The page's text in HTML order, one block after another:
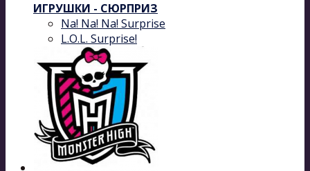
ИГРУШКИ - СЮРПРИЗ
Na! Na! Na! Surprise
L.O.L. Surprise!